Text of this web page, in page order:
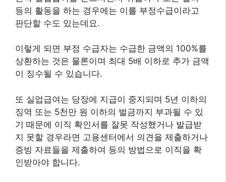
등의 활동을 하는 경우에는 이를 부정수급이라고
판단할 수도 있는데요.
이렇게 되면 부정 수급자는 수급한 금액의 100%를
상환하는 것은 물론이며 최대 5배 이하로 추가 금액
이 징수될 수 있습니다.
또 실업급여는 당장에 지급이 중지되며 5년 이하의
징역 또는 5천만 원 이하의 벌금까지 부과될 수 있
기 때문에 이직 확인서를 잘못 작성했거나 발급받
지 못할 경우라면 고용센터에서 의견을 제출하거나
증빙 자료들을 제출하여 등의 방법으로 이직을 확
인받아야 합니다.